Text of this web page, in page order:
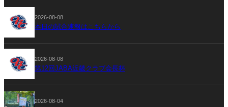
2026-08-08
本日の試合速報はこちらから
2026-08-08
第12回JABA近畿クラブ会長杯
2026-08-04